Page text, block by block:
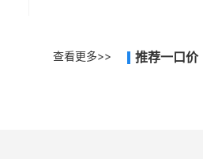
查看更多>> 推荐一口价